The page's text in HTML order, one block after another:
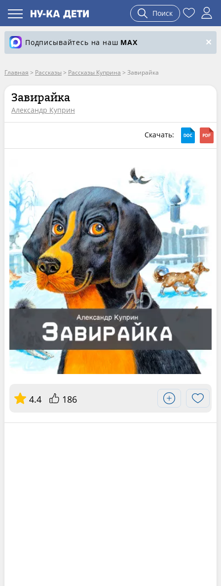
Поиск
Подписывайтесь на наш MAX
Главная > Рассказы > Рассказы Куприна > Завирайка
Завирайка
Александр Куприн
Скачать:
4.4 186